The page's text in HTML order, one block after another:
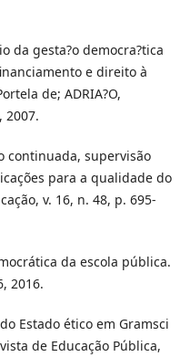
da gesta?o democra?tica
e direito à
de; ADRIA?O,
2007.
continuada, supervisão
para a qualidade do
v. 16, n. 48, p. 695-
da escola pública.
2016.
Estado ético em Gramsci
de Educação Pública,